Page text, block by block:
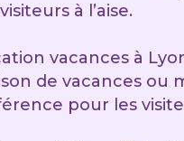
à l’aise.
vacances à
de vacances
pour les